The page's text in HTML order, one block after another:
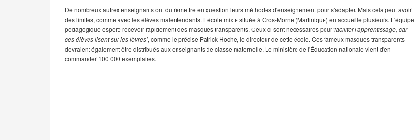
De nombreux autres enseignants ont dû remettre en question leurs méthodes d'enseignement pour s'adapter. Mais cela peut avoir
des limites, comme avec les élèves malentendants. L'école mixte située à Gros-Morne (Martinique) en accueille plusieurs. L'équipe
pédagogique espère recevoir rapidement des masques transparents. Ceux-ci sont nécessaires pour"faciliter l'apprentissage, car
ces élèves lisent sur les lèvres", comme le précise Patrick Hoche, le directeur de cette école. Ces fameux masques transparents
devraient également être distribués aux enseignants de classe maternelle. Le ministère de l'Éducation nationale vient d'en
commander 100 000 exemplaires.